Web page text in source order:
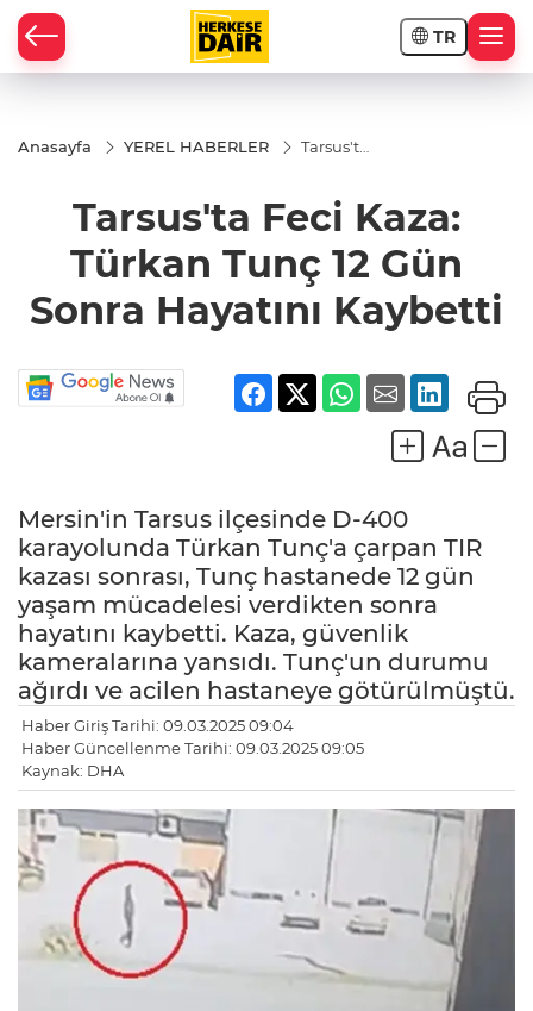
TR
Anasayfa YEREL HABERLER
Tarsus'ta
Türkan
Tunç 12
Sonra
Hayatını
Kaybetti
Tarsus'ta Feci Kaza:
Türkan Tunç 12 Gün
Sonra Hayatını Kaybetti
Mersin'in Tarsus ilçesinde D-400
karayolunda Türkan Tunç'a çarpan TIR
kazası sonrası, Tunç hastanede 12 gün
yaşam mücadelesi verdikten sonra
hayatını kaybetti. Kaza, güvenlik
kameralarına yansıdı. Tunç'un durumu
ağırdı ve acilen hastaneye götürülmüştü.
Haber Giriş Tarihi: 09.03.2025 09:04
Haber Güncellenme Tarihi: 09.03.2025 09:05
Kaynak: DHA